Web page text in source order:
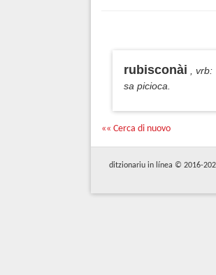
rubisconài , vrb:
sa picioca.
«« Cerca di nuovo
ditzionariu in línea © 2016-